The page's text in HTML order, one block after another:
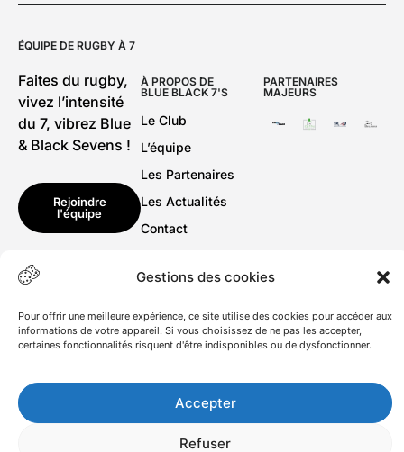
Gestions des cookies
Pour offrir une meilleure expérience, ce site utilise des cookies pour accéder aux
informations de votre appareil. Si vous choisissez de ne pas les accepter,
certaines fonctionnalités risquent d'être indisponibles ou de dysfonctionner.
Accepter
Refuser
ÉQUIPE DE RUGBY À 7
Faites du rugby,
vivez l’intensité
du 7, vibrez Blue
& Black Sevens !
Rejoindre
l'équipe
À PROPOS DE
BLUE BLACK 7'S
Le Club
L’équipe
Les Partenaires
Les Actualités
Contact
PARTENAIRES
MAJEURS
-Tous droits réservés.
Règlement rugby à 7